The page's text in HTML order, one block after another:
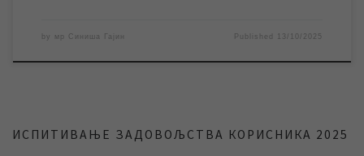
by мр Синиша Гајин Published 13/10/2025
ИСПИТИВАЊЕ ЗАДОВОЉСТВА КОРИСНИКА 2025